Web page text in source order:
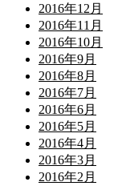
2016年12月
2016年11月
2016年10月
2016年9月
2016年8月
2016年7月
2016年6月
2016年5月
2016年4月
2016年3月
2016年2月